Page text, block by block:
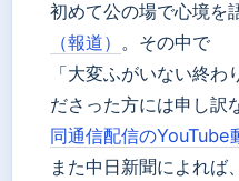
初めて公の場で心境を
（報道） 。その中で
「大変ふがいない終わ
ださった方には申し訳
同通信配信のYouTube
また中日新聞によれば